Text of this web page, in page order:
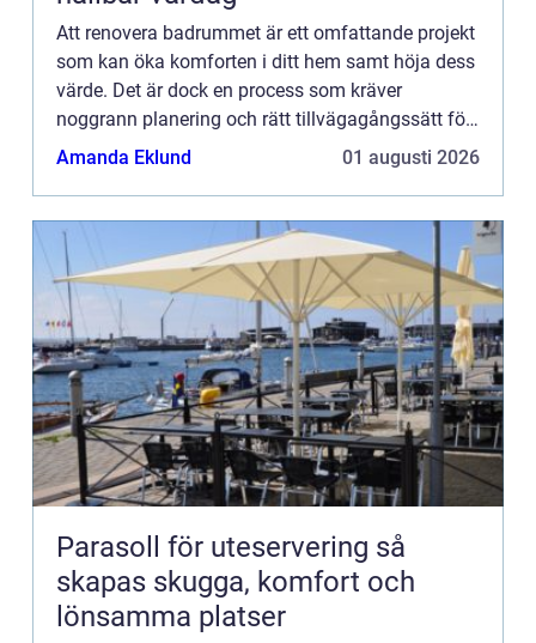
Att renovera badrummet är ett omfattande projekt
som kan öka komforten i ditt hem samt höja dess
värde. Det är dock en process som kräver
noggrann planering och rätt tillvägagångssätt för
att s&...
Amanda Eklund 01 augusti 2026
Parasoll för uteservering så
skapas skugga, komfort och
lönsamma platser